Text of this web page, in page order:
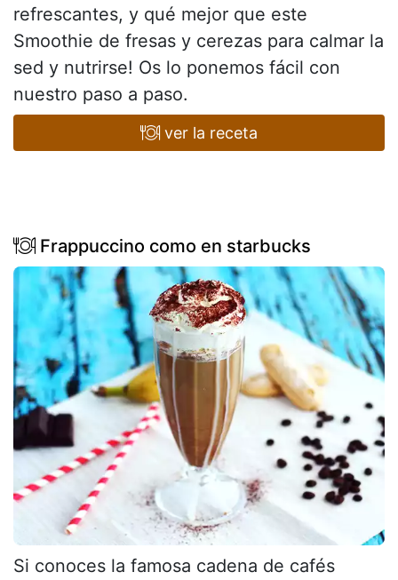
refrescantes, y qué mejor que este
Smoothie de fresas y cerezas para calmar la
sed y nutrirse! Os lo ponemos fácil con
nuestro paso a paso.
ver la receta
Frappuccino como en starbucks
Si conoces la famosa cadena de cafés